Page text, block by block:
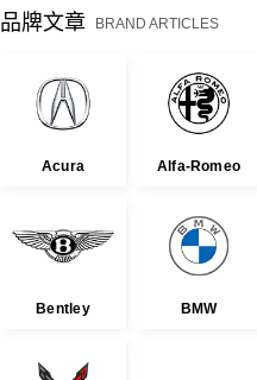
品牌文章 BRAND ARTICLES
Acura Alfa-Romeo
Bentley BMW